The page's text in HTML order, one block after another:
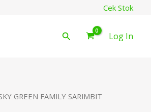
Cek Stok
Cari Log In
GREEN FAMILY SARIMBIT